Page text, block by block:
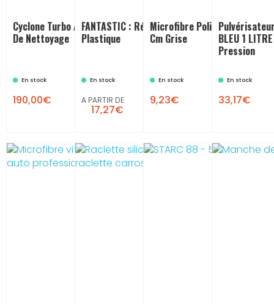
Cyclone Turbo AZ-2000 : Pistolet
De Nettoyage
En stock
190,00€
FANTASTIC : Rénovateur
Plastique
En stock
A PARTIR DE
17,27€
Microfibre Polish Luxe 40 X
Cm Grise
En stock
9,23€
BLEU 1
Pression
En stock
33,17€